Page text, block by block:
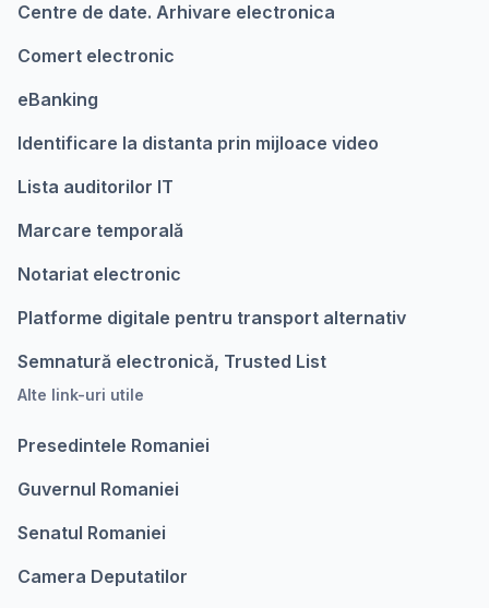
Centre de date. Arhivare electronica
Comert electronic
eBanking
Identificare la distanta prin mijloace video
Lista auditorilor IT
Marcare temporalǎ
Notariat electronic
Platforme digitale pentru transport alternativ
Semnatură electronică, Trusted List
Alte link-uri utile
Presedintele Romaniei
Guvernul Romaniei
Senatul Romaniei
Camera Deputatilor